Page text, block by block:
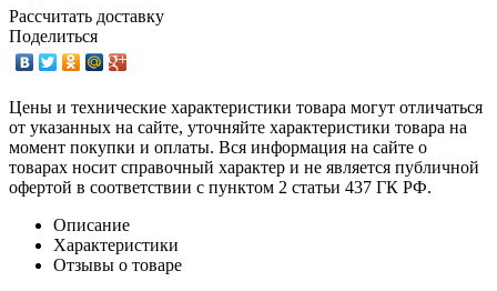
Рассчитать доставку
Поделиться
Цены и технические характеристики товара могут отличаться
от указанных на сайте, уточняйте характеристики товара на
момент покупки и оплаты. Вся информация на сайте о
товарах носит справочный характер и не является публичной
офертой в соответствии с пунктом 2 статьи 437 ГК РФ.
Описание
Характеристики
Отзывы о товаре